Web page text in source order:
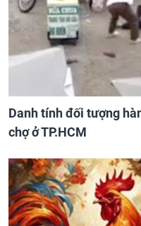
Danh tính đối tượng
chợ ở TP.HCM